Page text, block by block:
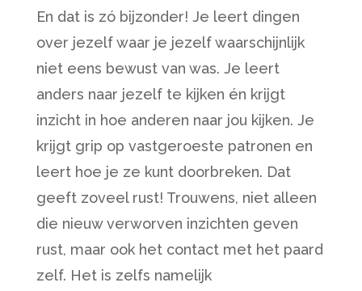
En dat is zó bijzonder! Je leert dingen
over jezelf waar je jezelf waarschijnlijk
niet eens bewust van was. Je leert
anders naar jezelf te kijken én krijgt
inzicht in hoe anderen naar jou kijken. Je
krijgt grip op vastgeroeste patronen en
leert hoe je ze kunt doorbreken. Dat
geeft zoveel rust! Trouwens, niet alleen
die nieuw verworven inzichten geven
rust, maar ook het contact met het paard
zelf. Het is zelfs namelijk